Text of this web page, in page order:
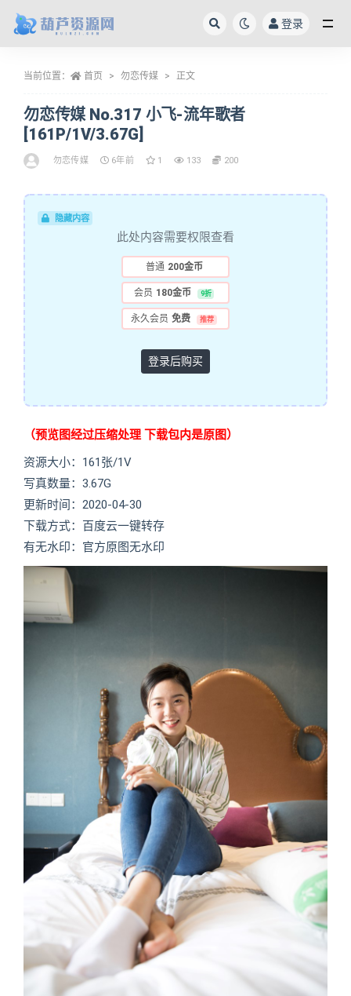
登录
当前位置： 首页 勿恋传媒 正文
勿恋传媒 No.317 小飞-流年歌者
[161P/1V/3.67G]
勿恋传媒 6年前 1 133 200
隐藏内容
此处内容需要权限查看
普通 200金币
会员 180金币 9折
永久会员 免费 推荐
登录后购买
（预览图经过压缩处理 下载包内是原图）
资源大小：161张/1V
写真数量：3.67G
更新时间：2020-04-30
下载方式：百度云一键转存
有无水印：官方原图无水印